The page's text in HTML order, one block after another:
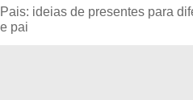
ideias de presentes para
pai